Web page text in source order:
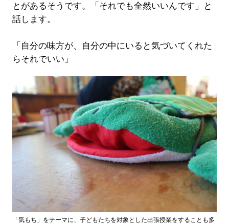
とがあるそうです。「それでも全然いいんです」と
話します。
「自分の味方が、自分の中にいると気づいてくれた
らそれでいい」
「気もち」をテーマに、子どもたちを対象とした出張授業をすることも多